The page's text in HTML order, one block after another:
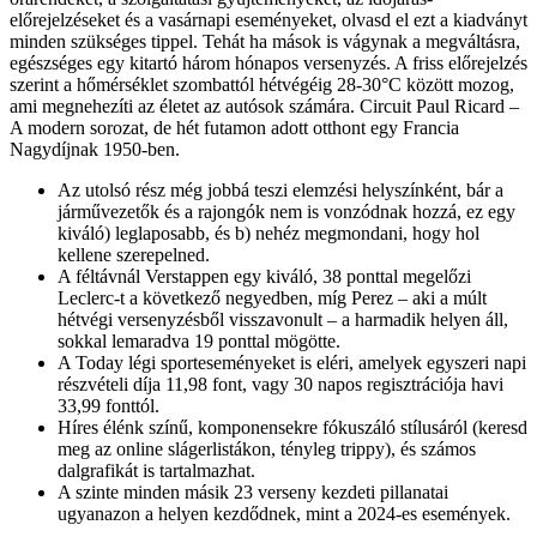
előrejelzéseket és a vasárnapi eseményeket, olvasd el ezt a kiadványt
minden szükséges tippel. Tehát ha mások is vágynak a megváltásra,
egészséges egy kitartó három hónapos versenyzés. A friss előrejelzés
szerint a hőmérséklet szombattól hétvégéig 28-30°C között mozog,
ami megnehezíti az életet az autósok számára. Circuit Paul Ricard –
A modern sorozat, de hét futamon adott otthont egy Francia
Nagydíjnak 1950-ben.
Az utolsó rész még jobbá teszi elemzési helyszínként, bár a
járművezetők és a rajongók nem is vonzódnak hozzá, ez egy
kiváló) leglaposabb, és b) nehéz megmondani, hogy hol
kellene szerepelned.
A féltávnál Verstappen egy kiváló, 38 ponttal megelőzi
Leclerc-t a következő negyedben, míg Perez – aki a múlt
hétvégi versenyzésből visszavonult – a harmadik helyen áll,
sokkal lemaradva 19 ponttal mögötte.
A Today légi sporteseményeket is eléri, amelyek egyszeri napi
részvételi díja 11,98 font, vagy 30 napos regisztrációja havi
33,99 fonttól.
Híres élénk színű, komponensekre fókuszáló stílusáról (keresd
meg az online slágerlistákon, tényleg trippy), és számos
dalgrafikát is tartalmazhat.
A szinte minden másik 23 verseny kezdeti pillanatai
ugyanazon a helyen kezdődnek, mint a 2024-es események.